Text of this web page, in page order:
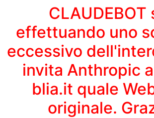
CLAUDEBOT
effettuando uno
eccessivo
invita Anthropic
blia.it quale
originale.